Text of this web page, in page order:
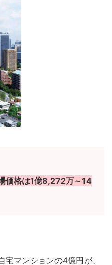
価格は1億8,272万～14
マンションの4億円が、